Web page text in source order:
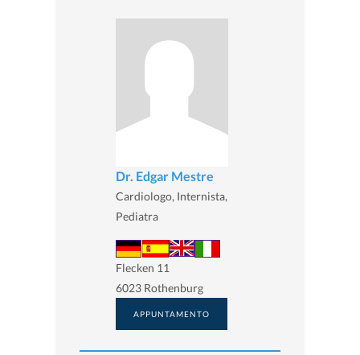
Dr. Edgar Mestre
Cardiologo, Internista,
Pediatra
Flecken 11
6023 Rothenburg
APPUNTAMENTO